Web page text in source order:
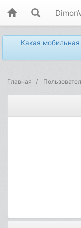
Какая
Главная